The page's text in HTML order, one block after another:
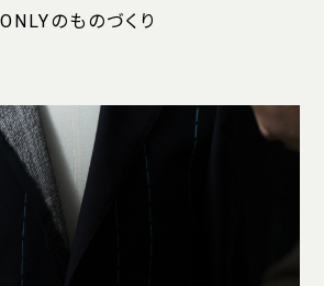
ONLYのものづくり